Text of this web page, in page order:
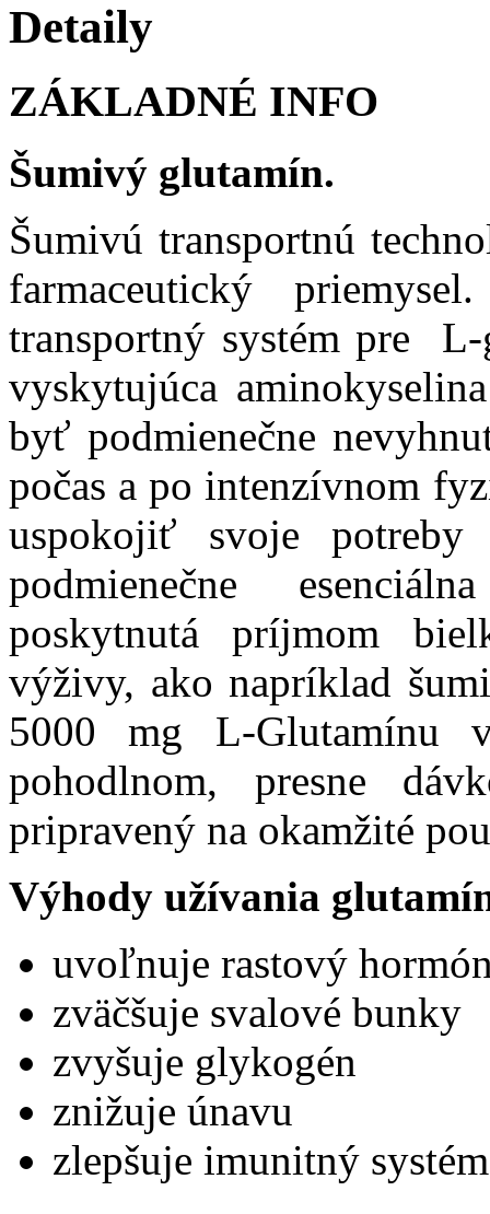
Detaily
ZÁKLADNÉ INFO
Šumivý glutamín.
Šumivú transportnú
farmaceutický
transportný systém pre
vyskytujúca
byť podmienečne
počas a po intenzívnom
uspokojiť svoje potreby
podmienečne
poskytnutá príjmom
výživy, ako napríklad
5000 mg L-Glutamínu
pohodlnom, presne
pripravený na okamžité
Výhody užívania
uvoľnuje rastový
zväčšuje svalové bunky
zvyšuje glykogén
znižuje únavu
zlepšuje imunitný systém